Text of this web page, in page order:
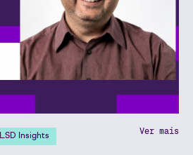
LSD Insights Ver mais